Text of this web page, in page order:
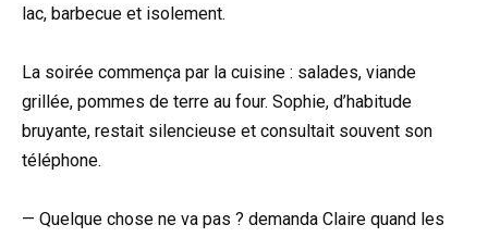
lac, barbecue et isolement.
La soirée commença par la cuisine : salades, viande
grillée, pommes de terre au four. Sophie, d’habitude
bruyante, restait silencieuse et consultait souvent son
téléphone.
— Quelque chose ne va pas ? demanda Claire quand les